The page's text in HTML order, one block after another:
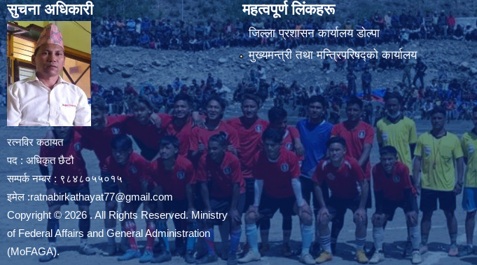
सुचना अधिकारी
रत्नविर कठायत
पद : अधिकृत छैटौ
सम्पर्क नम्बर : ९८४८०५५०१५
इमेल :ratnabirkathayat77@gmail.com
Copyright © 2026 . All Rights Reserved. Ministry
of Federal Affairs and General Administration
(MoFAGA).
महत्वपूर्ण लिंकहरू
जिल्ला प्रशासन कार्यालय डाेल्पा
मुख्यमन्त्री तथा मन्त्रिपरिषद्को कार्यालय